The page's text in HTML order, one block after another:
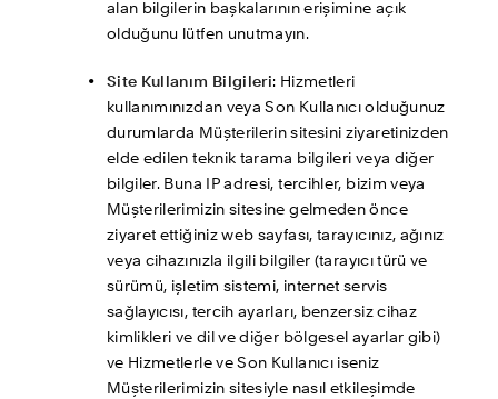
alan bilgilerin başkalarının erişimine açık
olduğunu lütfen unutmayın.
Site Kullanım Bilgileri: Hizmetleri
kullanımınızdan veya Son Kullanıcı olduğunuz
durumlarda Müşterilerin sitesini ziyaretinizden
elde edilen teknik tarama bilgileri veya diğer
bilgiler. Buna IP adresi, tercihler, bizim veya
Müşterilerimizin sitesine gelmeden önce
ziyaret ettiğiniz web sayfası, tarayıcınız, ağınız
veya cihazınızla ilgili bilgiler (tarayıcı türü ve
sürümü, işletim sistemi, internet servis
sağlayıcısı, tercih ayarları, benzersiz cihaz
kimlikleri ve dil ve diğer bölgesel ayarlar gibi)
ve Hizmetlerle ve Son Kullanıcı iseniz
Müşterilerimizin sitesiyle nasıl etkileşimde